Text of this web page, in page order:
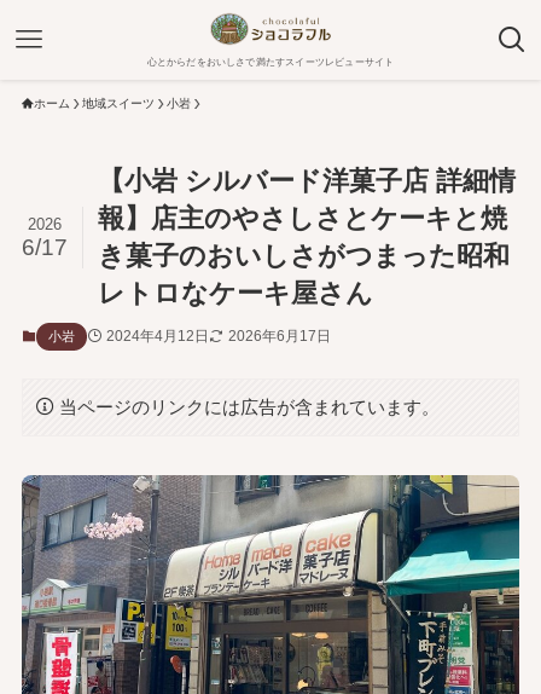
心とからだをおいしさで満たすスイーツレビューサイト
ホーム 地域スイーツ 小岩
【小岩 シルバード洋菓子店 詳細情
報】店主のやさしさとケーキと焼
き菓子のおいしさがつまった昭和
レトロなケーキ屋さん
2026
6/17
小岩 2024年4月12日 2026年6月17日
当ページのリンクには広告が含まれています。